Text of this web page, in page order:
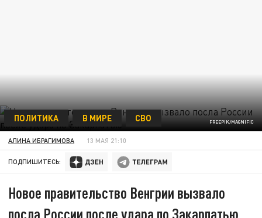
FREEPIK/MAGNIFIC
ПОЛИТИКА В МИРЕ СВО
АЛИНА ИБРАГИМОВА 13 МАЯ 21:10
ПОДПИШИТЕСЬ:
Новое правительство Венгрии вызвало
посла России после удара по Закарпатью